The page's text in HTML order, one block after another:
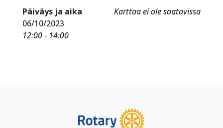
Karttaa ei ole saatavissa
Päiväys ja aika
06/10/2023
12:00 - 14:00